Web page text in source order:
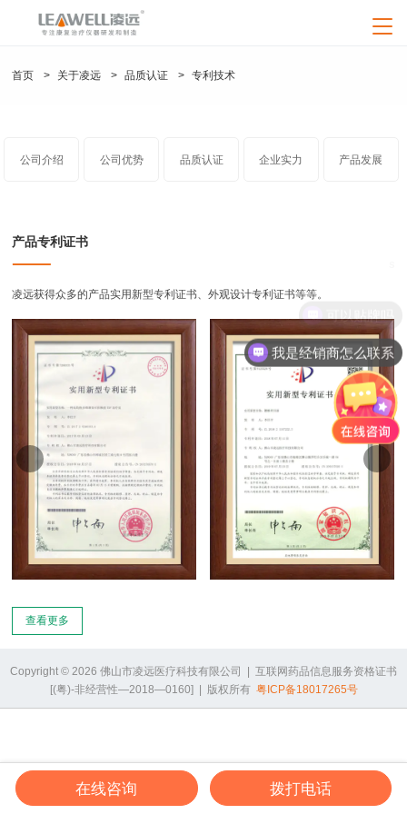
凌远首页
艾灸治疗仪系列
经络针灸笔系列
养生器械系列
疑问解答
频谱治疗仪（立式）
神灯治疗仪（TDP烤灯）
中频治疗仪
经络笔（电子针灸笔）
产品视频
行业资讯
公司介绍
公司优势
品质认证
专利技术
企业荣誉
企业实力
办公中心
生产车间
质控中心
产品发展
产品应用
研发团队
合作伙伴
联系我们
人才招聘
售后服务
加盟服务
首页 > 关于凌远 > 品质认证 > 专利技术
公司介绍 公司优势 品质认证 企业实力 产品发展
产品专利证书
凌远获得众多的产品实用新型专利证书、外观设计专利证书等等。
查看更多
Copyright © 2026 佛山市凌远医疗科技有限公司 | 互联网药品信息服务资格证书
[(粤)-非经营性—2018—0160] | 版权所有 粤ICP备18017265号
我是经销商怎么联系
在线咨询 拨打电话